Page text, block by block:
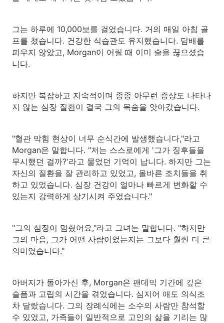
그는 하루에 10,000보를 걸었습니다. 거의 매일 아침 골
프를 쳤습니다. 건강한 식습관도 유지했습니다. 담배를
피우지 않았고, Morgan이 어릴 때 이미 술을 끊으셨습
니다.
하지만 복잡하고 지속적이며 종종 아무런 증상도 나타나
지 않는 심장 질환이 결국 그의 목숨을 앗아갔습니다.
"혈관 막힘 현상이 너무 순식간에 발생했습니다,"라고
Morgan은 말합니다. "저는 스스로에게 '그가 징후들을
무시했던 걸까?'라고 물었던 기억이 납니다. 하지만 그는
자신의 질환을 잘 관리하고 있었고, 올바른 조치들을 취
하고 있었습니다. 심장 건강이 얼마나 빠르게 변화할 수
있는지 강력하게 상기시켜 주었습니다."
"그의 심장이 멈췄어요,"라고 그녀는 말합니다. "하지만
그의 마음, 그가 어떤 사람이었는지는 그보다 훨씬 더 큰
의미였습니다."
아버지가 돌아가신 후, Morgan은 팬데믹 기간에 깊은
슬픔과 고립의 시간을 겪었습니다. 심지어 애도 의식조
차 달랐습니다. 그의 장례식에는 소수의 사람만 참석할
수 있었고, 가족들이 일반적으로 고인의 삶을 기리는 많